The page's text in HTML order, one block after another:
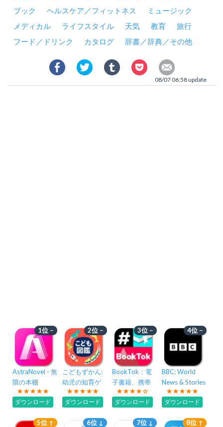
ブック
ヘルスケア／フィットネス
ミュージック
メディカル
ライフスタイル 天気 教育
旅行
フード／ドリンク
カタログ 辞書／辞典／その他
08/07 06:58 update
1位 −
AstraNovel - 無
限の本棚
ダウンロード
2位 −
こどもずかん:
幼児の知育ゲ
ーム、動物・
のりもの・こ
ダウンロード
3位 −
BookTok：電
子書籍、携帯
小説や人気
Web小説読み
ダウンロード
4位 −
BBC: World
News & Stories
ダウンロード
5位 ↑ 6位 ↓ 7位 ↓ 8位 ↑